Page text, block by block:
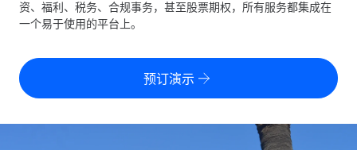
全球薪资管理
轻松运行合规薪资
零实体成本实现全球扩张
覆盖全球
美国各州浏览器
资源
工具与计算器
误分类风险计算工具
定价
中文（简体）
资、福利、税务、合规事务，甚至股票期权，所有服务都集成在
一个易于使用的平台上。
预订演示